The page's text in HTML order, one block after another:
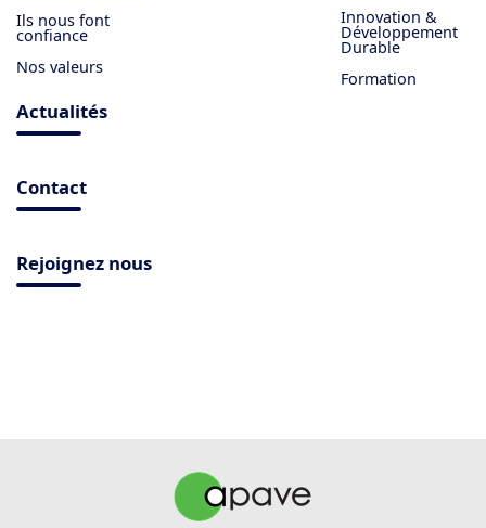
Ils nous font
confiance
Nos valeurs
Innovation &
Développement
Durable
Formation
Actualités
Contact
Rejoignez nous